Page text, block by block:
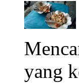
yang